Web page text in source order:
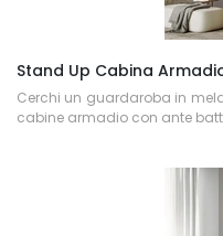
Stand Up Cabina
Cerchi un guardaroba in
cabine armadio con ante